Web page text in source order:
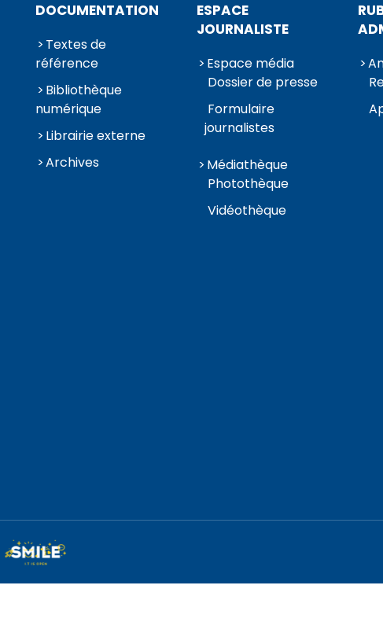
DOCUMENTATION
Textes de
référence
Bibliothèque
numérique
Librairie externe
Archives
ESPACE
JOURNALISTE
Espace média
Dossier de presse
Formulaire
journalistes
Médiathèque
Photothèque
Vidéothèque